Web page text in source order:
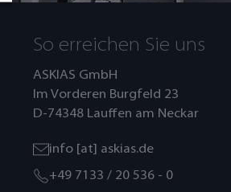
So erreichen Sie uns
ASKIAS GmbH
Im Vorderen Burgfeld 23
D-74348 Lauffen am Neckar
info [at] askias.de
+49 7133 / 20 536 - 0